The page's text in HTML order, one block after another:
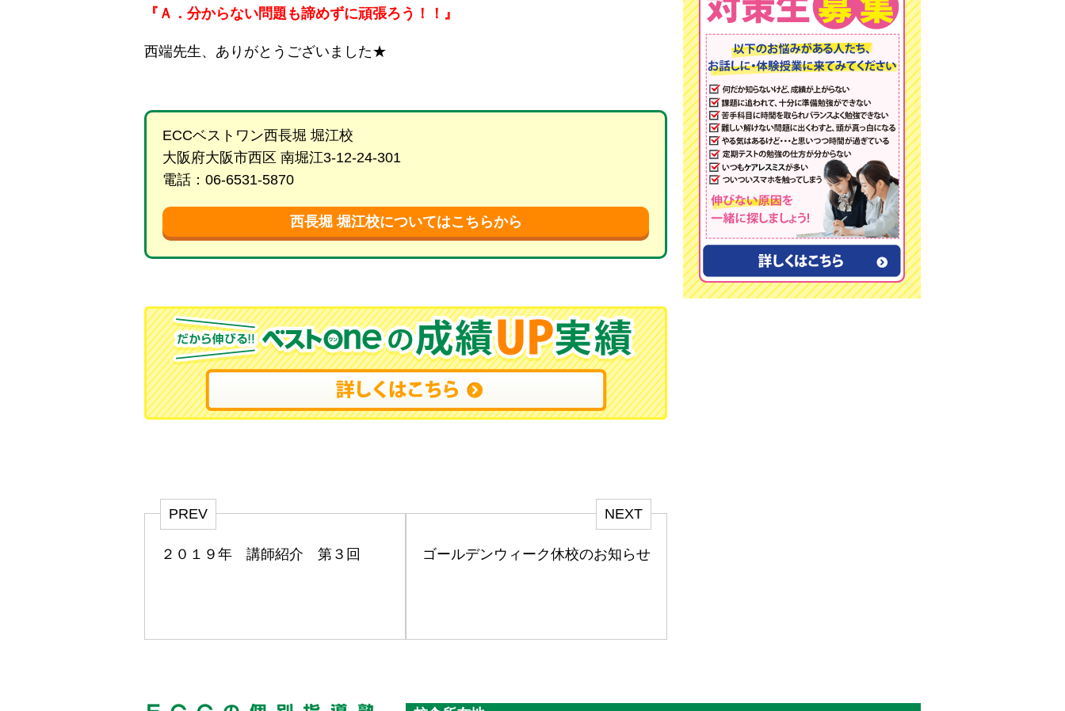
『Ａ．分からない問題も諦めずに頑張ろう！！』
西端先生、ありがとうございました★
ECCベストワン西長堀 堀江校
大阪府大阪市西区 南堀江3-12-24-301
電話：06-6531-5870
西長堀 堀江校についてはこちらから
PREV
２０１９年 講師紹介 第３回
NEXT
ゴールデンウィーク休校のお知らせ